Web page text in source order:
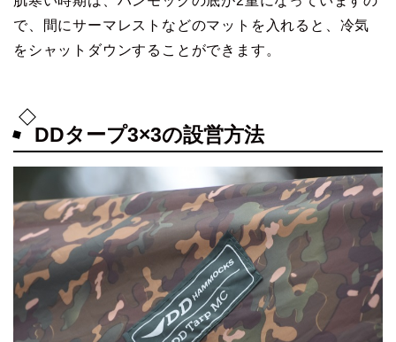
で、間にサーマレストなどのマットを入れると、冷気
をシャットダウンすることができます。
DDタープ3×3の設営方法